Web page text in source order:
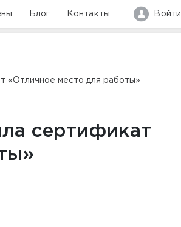
Блог Контакты Войти
«Отличное место для работы»
сертификат